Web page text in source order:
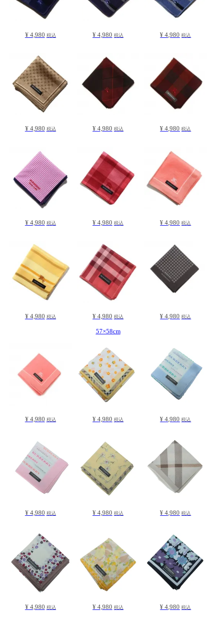
¥ 4,980 税込 ¥ 4,980 税込 ¥ 4,980 税込
¥ 4,980 税込 ¥ 4,980 税込 ¥ 4,980 税込
¥ 4,980 税込 ¥ 4,980 税込 ¥ 4,980 税込
¥ 4,980 税込 ¥ 4,980 税込
57×58cm
¥ 4,980 税込
¥ 4,980 税込 ¥ 4,980 税込 ¥ 4,980 税込
¥ 4,980 税込 ¥ 4,980 税込 ¥ 4,980 税込
¥ 4,980 税込 ¥ 4,980 税込 ¥ 4,980 税込